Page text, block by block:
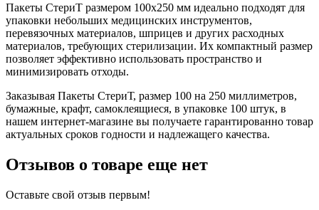
Пакеты СтериТ размером 100х250 мм идеально подходят для
упаковки небольших медицинских инструментов,
перевязочных материалов, шприцев и других расходных
материалов, требующих стерилизации. Их компактный размер
позволяет эффективно использовать пространство и
минимизировать отходы.
Заказывая Пакеты СтериТ, размер 100 на 250 миллиметров,
бумажные, крафт, самоклеящиеся, в упаковке 100 штук, в
нашем интернет-магазине вы получаете гарантированно товар
актуальных сроков годности и надлежащего качества.
Отзывов о товаре еще нет
Оставьте свой отзыв первым!